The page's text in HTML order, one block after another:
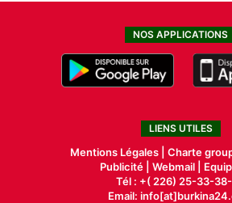
NOS APPLICATIONS
LIENS UTILES
Mentions Légales | Charte
Publicité| Webmail |
Tél : +( 226) 25-33-
Email: